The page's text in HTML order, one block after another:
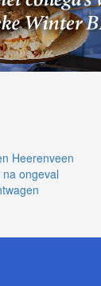
Heerenveen
ongeval